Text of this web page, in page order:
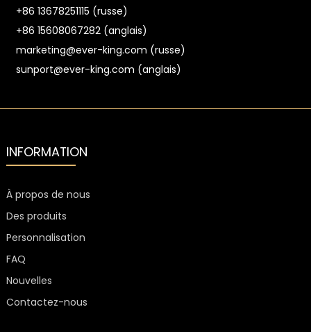
+86 13678251115 (russe)
+86 15608067282 (anglais)
marketing@ever-king.com (russe)
sunport@ever-king.com (anglais)
INFORMATION
À propos de nous
Des produits
Personnalisation
FAQ
Nouvelles
Contactez-nous